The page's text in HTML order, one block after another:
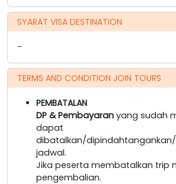
SYARAT VISA DESTINATION
-
TERMS AND CONDITION JOIN TOURS
PEMBATALAN
DP & Pembayaran yang sudah
dapat
dibatalkan/
jadwal.
Jika peserta membatalkan trip
pengembalian.